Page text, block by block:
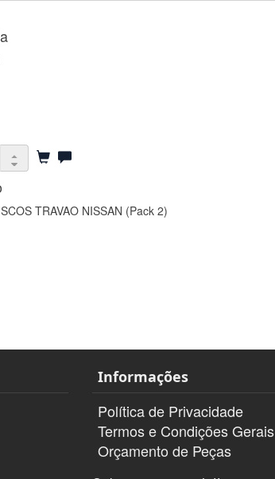
TRAVAO NISSAN (Pack 2)
Informações
Política de Privacidade
Termos e Condições Gerais
Orçamento de Peças